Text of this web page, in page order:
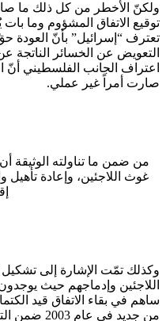
ولكنّ الأخطر من كل ذلك ما
توقيع الاتفاق المشؤوم وما بات
تعترف “إسرائيل” بأنّ العودة
صارت أمراً غير عملي.
من ضمن ما تناولته الوثيقة
غوث اللاجئين، وإعادة
وكذلك تمّت الإشارة إلى
ساهم في بقاء الاتفاق قيد
من جديد في